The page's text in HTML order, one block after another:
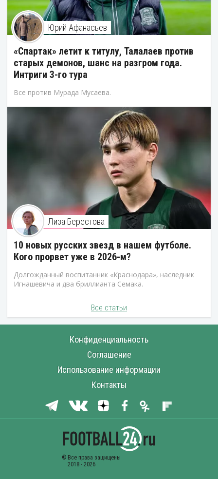
Юрий Афанасьев
«Спартак» летит к титулу, Талалаев против
старых демонов, шанс на разгром года.
Интриги 3-го тура
Все против Мурада Мусаева.
Лиза Берестова
10 новых русских звезд в нашем футболе.
Кого прорвет уже в 2026-м?
Долгожданный воспитанник «Краснодара», наследник
Игнашевича и два бриллианта Семака.
Все статьи
Конфиденциальность
Соглашение
Использование информации
Контакты